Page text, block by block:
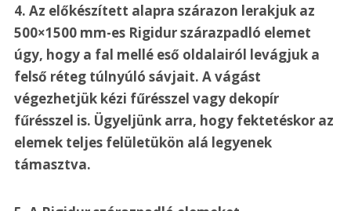
4. Az előkészített alapra szárazon lerakjuk az
500×1500 mm-es Rigidur szárazpadló elemet
úgy, hogy a fal mellé eső oldalairól levágjuk a
felső réteg túlnyúló sávjait. A vágást
végezhetjük kézi fűrésszel vagy dekopír
fűrésszel is. Ügyeljünk arra, hogy fektetéskor az
elemek teljes felületükön alá legyenek
támasztva.